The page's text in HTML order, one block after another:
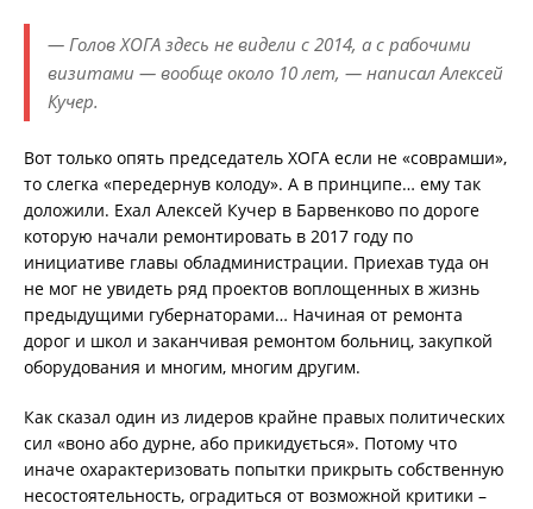
— Голов ХОГА здесь не видели с 2014, а с рабочими
визитами — вообще около 10 лет, — написал Алексей
Кучер.
Вот только опять председатель ХОГА если не «соврамши»,
то слегка «передернув колоду». А в принципе… ему так
доложили. Ехал Алексей Кучер в Барвенково по дороге
которую начали ремонтировать в 2017 году по
инициативе главы обладминистрации. Приехав туда он
не мог не увидеть ряд проектов воплощенных в жизнь
предыдущими губернаторами… Начиная от ремонта
дорог и школ и заканчивая ремонтом больниц, закупкой
оборудования и многим, многим другим.
Как сказал один из лидеров крайне правых политических
сил «воно або дурне, або прикидується». Потому что
иначе охарактеризовать попытки прикрыть собственную
несостоятельность, оградиться от возможной критики –